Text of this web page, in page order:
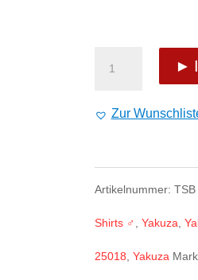
Yakuza
Shirt
french
vanilla
►
Zur
Artikelnummer:
Shirts ♂ Yakuza
25018 Yakuza